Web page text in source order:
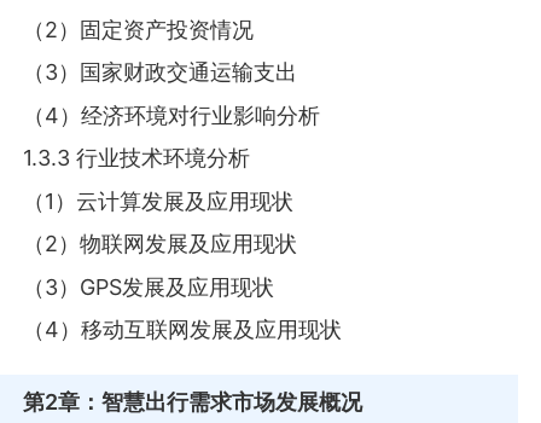
（2）固定资产投资情况
（3）国家财政交通运输支出
（4）经济环境对行业影响分析
1.3.3 行业技术环境分析
（1）云计算发展及应用现状
（2）物联网发展及应用现状
（3）GPS发展及应用现状
（4）移动互联网发展及应用现状
第2章 ：智慧出行需求市场发展概况